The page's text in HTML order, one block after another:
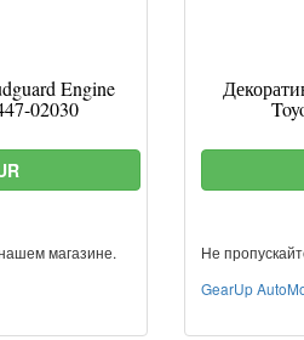
Engine
02030
магазине.
Не
GearUp